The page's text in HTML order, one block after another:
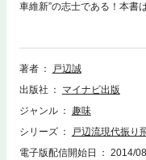
車維新”の志士である！本書
田流の指し方について解説
編は最新の研究テーマにお
し手だけでなく、「考え方
には楽しく勝てるエッセン
著者
戸辺誠
出版社
マイナビ出版
ジャンル
趣味
シリーズ
戸辺流現代振り
電子版配信開始日
2014/